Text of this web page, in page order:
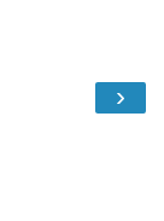
›